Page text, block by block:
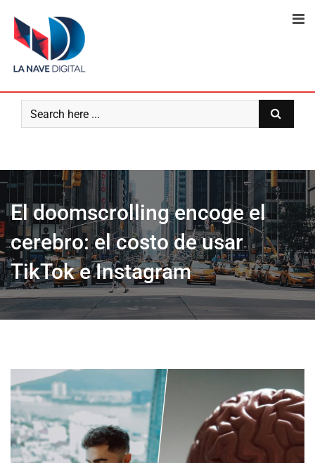
content
El doomscrolling encoge el
cerebro: el costo de usar
TikTok e Instagram